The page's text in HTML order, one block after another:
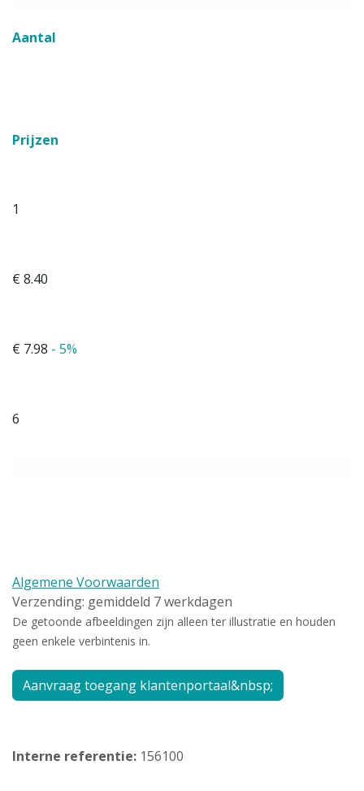
Aan​tal
Prijzen
1
€ 8.40
€ 7.98 - 5%
6
Algemene Voorwaarden
Verzending: gemiddeld 7 werkdagen
De getoonde afbeeldingen zijn alleen ter illustratie en houden
geen enkele verbintenis in.
Aanvraag toegang klantenportaal&nbsp;
Interne referentie: 156100